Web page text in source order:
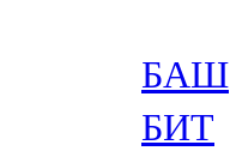
БАШ
БИТ